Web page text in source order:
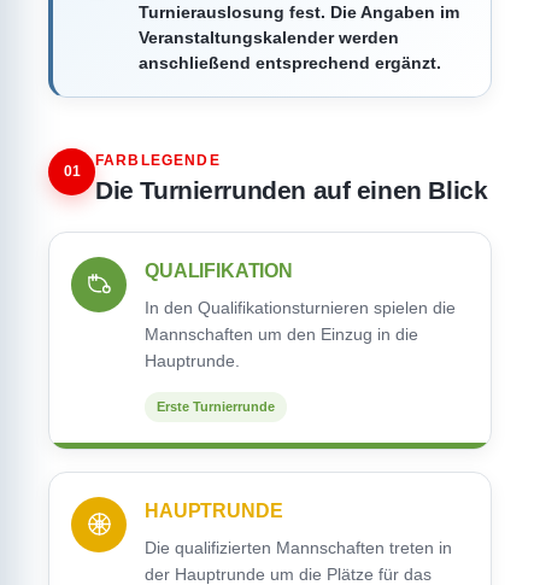
Turnierauslosung fest. Die Angaben im
Veranstaltungskalender werden
anschließend entsprechend ergänzt.
01
FARBLEGENDE
Die Turnierrunden auf einen Blick
QUALIFIKATION
In den Qualifikationsturnieren spielen die
Mannschaften um den Einzug in die
Hauptrunde.
Erste Turnierrunde
HAUPTRUNDE
Die qualifizierten Mannschaften treten in
der Hauptrunde um die Plätze für das